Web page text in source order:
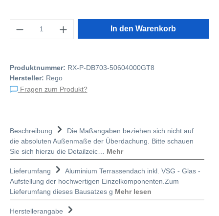
In den Warenkorb
Produktnummer: RX-P-DB703-50604000GT8
Hersteller: Rego
Fragen zum Produkt?
Beschreibung
Die Maßangaben beziehen sich nicht auf
die absoluten Außenmaße der Überdachung. Bitte schauen
Sie sich hierzu die Detailzeic… Mehr
Lieferumfang
Aluminium Terrassendach inkl. VSG - Glas -
Aufstellung der hochwertigen Einzelkomponenten.Zum
Lieferumfang dieses Bausatzes g Mehr lesen
Herstellerangabe